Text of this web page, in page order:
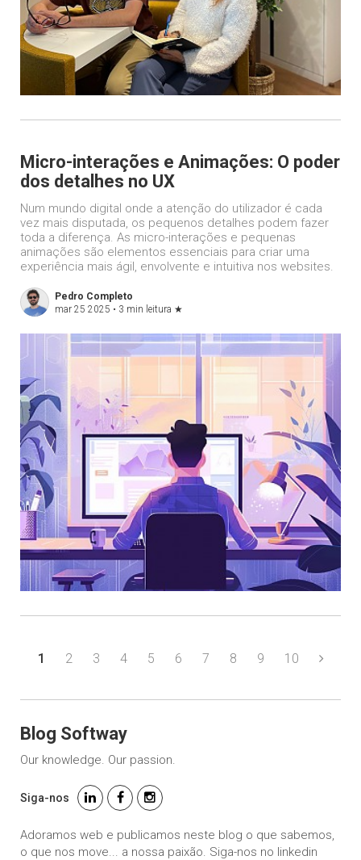
Micro-interações e Animações: O poder
dos detalhes no UX
Num mundo digital onde a atenção do utilizador é cada
vez mais disputada, os pequenos detalhes podem fazer
toda a diferença. As micro-interações e pequenas
animações são elementos essenciais para criar uma
experiência mais ágil, envolvente e intuitiva nos websites.
Pedro Completo
mar 25 2025 • 3 min leitura ★
1 2 3 4 5 6 7 8 9 10
Blog Softway
Our knowledge. Our passion.
Siga-nos
Adoramos web e publicamos neste blog o que sabemos,
o que nos move... a nossa paixão. Siga-nos no linkedin